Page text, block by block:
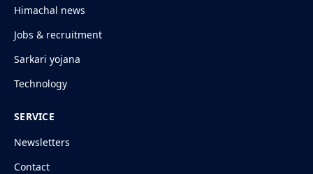
Himachal news
Jobs & recruitment
Sarkari yojana
Technology
SERVICE
Newsletters
Contact